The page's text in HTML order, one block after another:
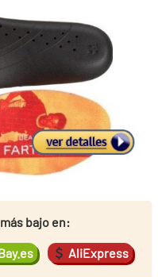
bajo en:
AliExpress